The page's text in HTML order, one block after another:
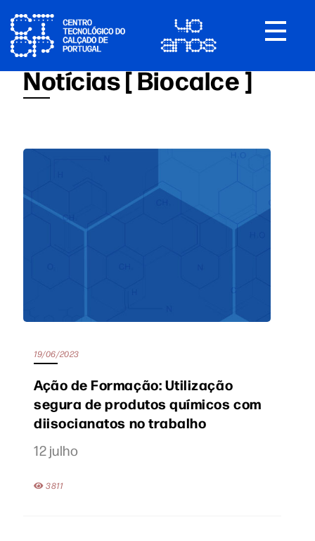
Toggle
Notícias [ Biocalce ]
19/06/2023
Ação de Formação: Utilização
segura de produtos químicos com
diisocianatos no trabalho
12 julho
3811